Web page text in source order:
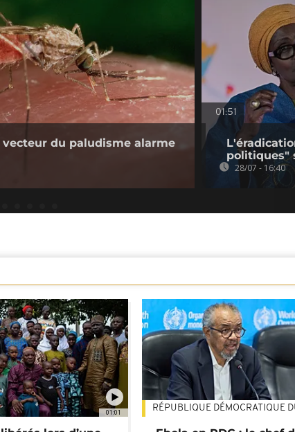
du paludisme alarme
01:51
politiques"
28/07 - 16:40
01:01 RÉPUBLIQUE DÉMOCRATIQUE